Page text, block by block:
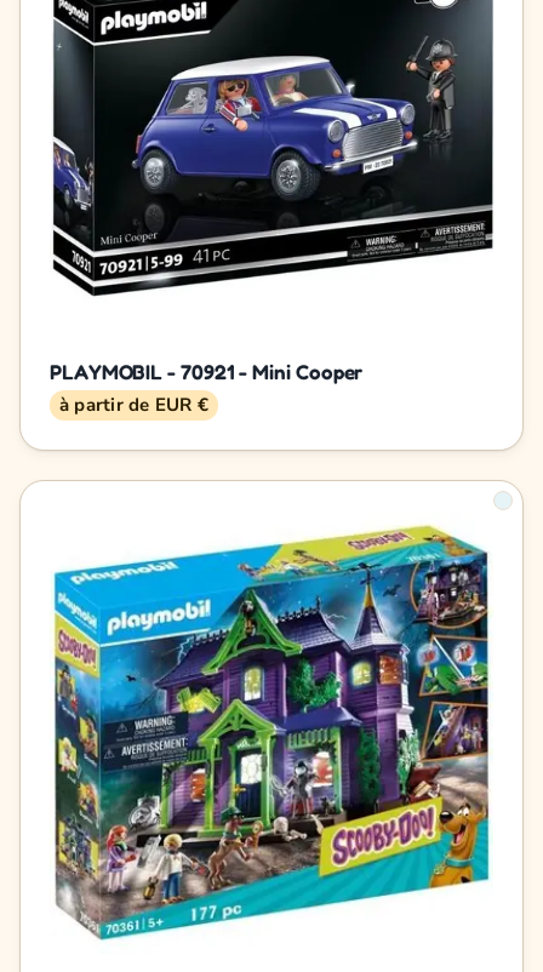
PLAYMOBIL - 70921 - Mini Cooper
à partir de EUR €